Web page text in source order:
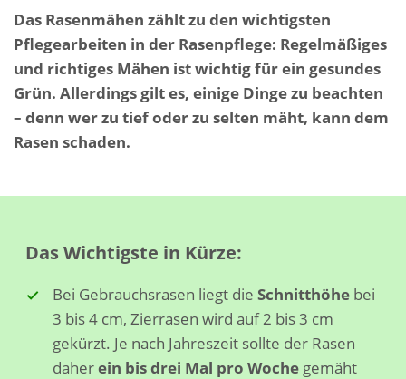
Das Rasenmähen zählt zu den wichtigsten
Pflegearbeiten in der Rasenpflege: Regelmäßiges
und richtiges Mähen ist wichtig für ein gesundes
Grün. Allerdings gilt es, einige Dinge zu beachten
– denn wer zu tief oder zu selten mäht, kann dem
Rasen schaden.
Das Wichtigste in Kürze:
Bei Gebrauchsrasen liegt die Schnitthöhebei
3 bis 4 cm, Zierrasen wird auf 2 bis 3 cm
gekürzt. Je nach Jahreszeit sollte der Rasen
daherein bis drei Mal pro Wochegemäht